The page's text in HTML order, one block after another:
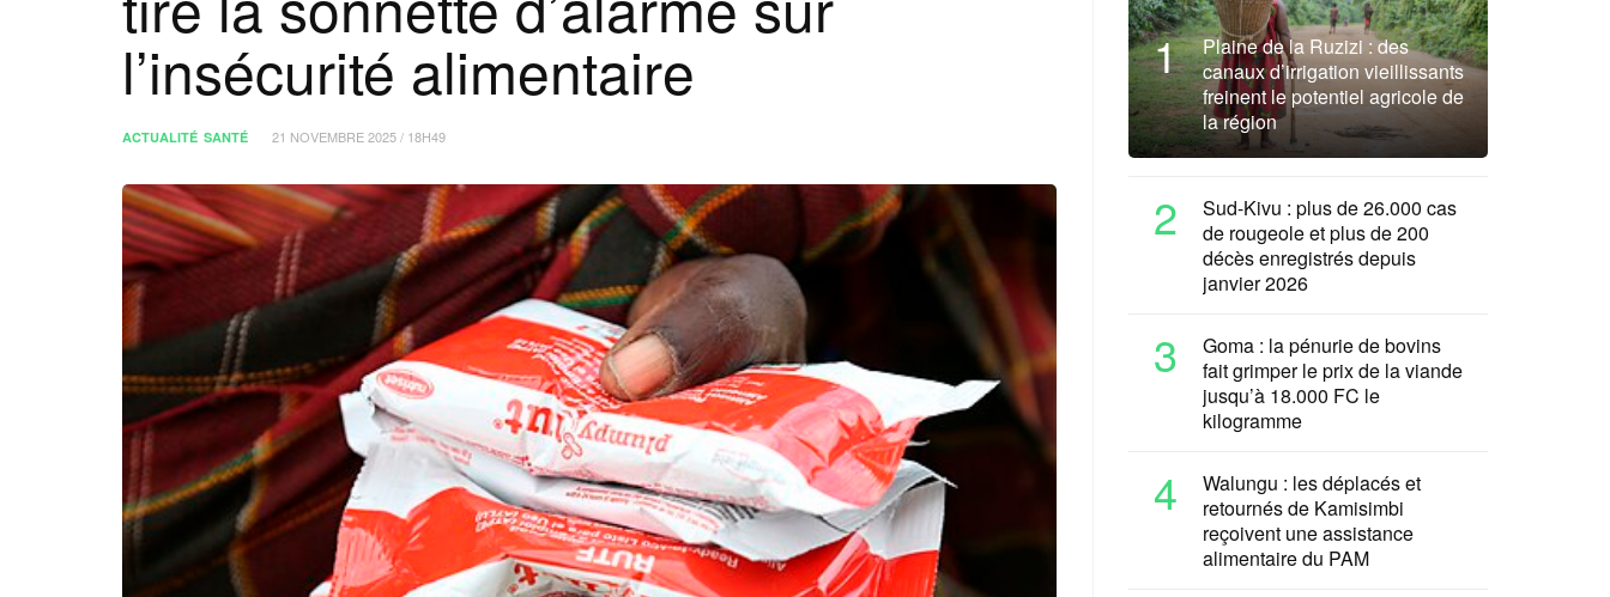
l’insécurité alimentaire
ACTUALITÉ SANTÉ 21 NOVEMBRE 2025 / 18H49
1
Plaine de la Ruzizi : des
canaux d’irrigation vieillissants
freinent le potentiel agricole de
la région
2
Sud-Kivu : plus de 26.000 cas
de rougeole et plus de 200
décès enregistrés depuis
janvier 2026
3
Goma : la pénurie de bovins
fait grimper le prix de la viande
jusqu’à 18.000 FC le
kilogramme
4
Walungu : les déplacés et
retournés de Kamisimbi
reçoivent une assistance
alimentaire du PAM